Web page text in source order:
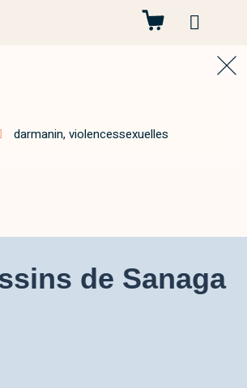
darmanin,violencessexuelles
de Sanaga